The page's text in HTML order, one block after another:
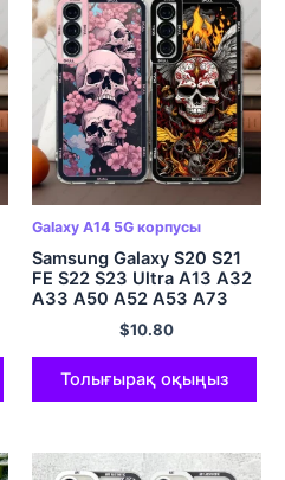
Galaxy A14 5G корпусы
Samsung Galaxy S20 S21
FE S22 S23 Ultra A13 A32
A33 A50 A52 A53 A73
A54 A14 жұмсақ қақпақ
бас сүйек раушан көбелек
үшін қапшық
$10.80
Толығырақ оқыңыз